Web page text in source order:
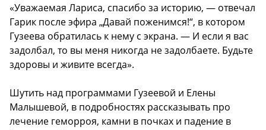
«Уважаемая Лариса, спасибо за историю, — отвечал
Гарик после эфира „Давай поженимся!“, в котором
Гузеева обратилась к нему с экрана. — И если я вас
задолбал, то вы меня никогда не задолбаете. Будьте
здоровы и живите всегда».
Шутить над программами Гузеевой и Елены
Малышевой, в подробностях рассказывать про
лечение геморроя, камни в почках и падение в